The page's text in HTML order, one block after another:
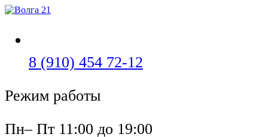
Перейти
8 (910) 454 72-12
Режим работы
Пн– Пт 11:00 до 19:00